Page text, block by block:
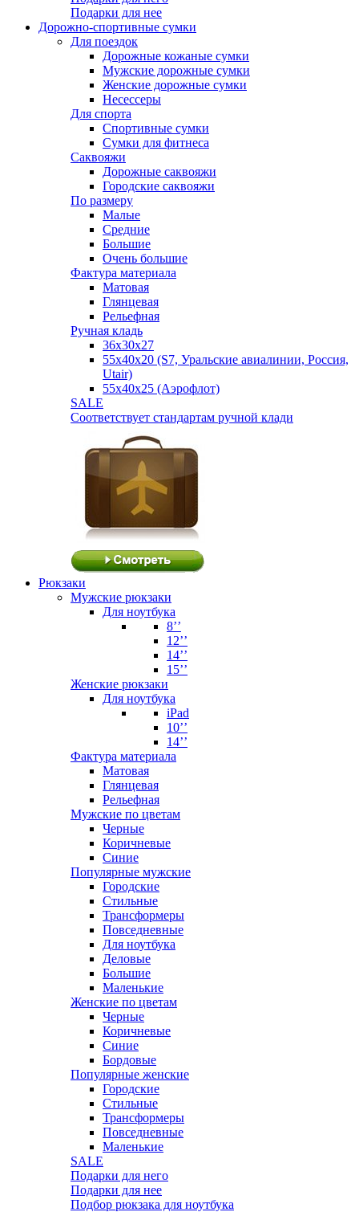
Подарки для нее
Дорожно-спортивные сумки
Для поездок
Дорожные кожаные сумки
Мужские дорожные сумки
Женские дорожные сумки
Несессеры
Для спорта
Спортивные сумки
Сумки для фитнеса
Саквояжи
Дорожные саквояжи
Городские саквояжи
По размеру
Малые
Средние
Большие
Очень большие
Фактура материала
Матовая
Глянцевая
Рельефная
Ручная кладь
36х30x27
55х40х20 (S7, Уральские авиалинии, Россия,
Utair)
55х40х25 (Аэрофлот)
SALE
Соответствует стандартам ручной клади
Рюкзаки
Мужские рюкзаки
Для ноутбука
8’’
12’’
14’’
15’’
Женские рюкзаки
Для ноутбука
iPad
10’’
14’’
Фактура материала
Матовая
Глянцевая
Рельефная
Мужские по цветам
Черные
Коричневые
Синие
Популярные мужские
Городские
Стильные
Трансформеры
Повседневные
Для ноутбука
Деловые
Большие
Маленькие
Женские по цветам
Черные
Коричневые
Синие
Бордовые
Популярные женские
Городские
Стильные
Трансформеры
Повседневные
Маленькие
SALE
Подарки для него
Подарки для нее
Подбор рюкзака для ноутбука